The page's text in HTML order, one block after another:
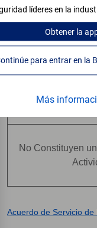
líderes en la
Obtenerla
Más
No
No Están
No Constituyen
Acuerdo de Servicio de